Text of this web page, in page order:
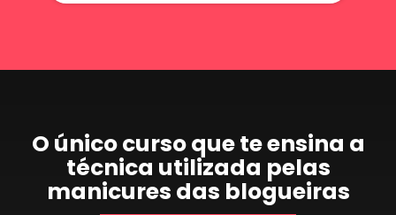
O único curso que te ensina a
técnica utilizada pelas
manicures das blogueiras